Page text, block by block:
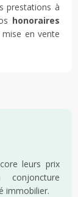
prestations à
honoraires
en vente
leurs prix
immobilier.